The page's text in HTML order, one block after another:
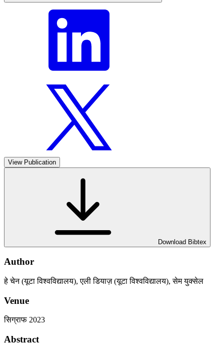
View Publication
Download Bibtex
Author
हे चेन (यूटा विश्वविद्यालय), एली डियाज़ (यूटा विश्वविद्यालय), सेम युक्सेल
Venue
सिग्राफ 2023
Abstract